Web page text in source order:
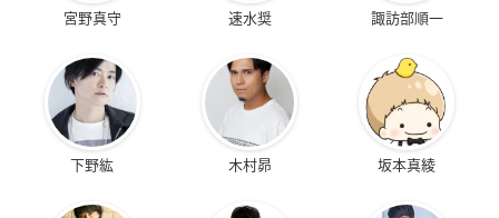
宮野真守 速水奨 諏訪部順一
下野紘 木村昴 坂本真綾